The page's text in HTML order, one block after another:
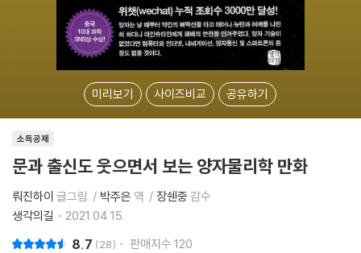
미리보기 사이즈비교 공유하기
소득공제
문과 출신도 웃으면서 보는 양자물리학 만화
뤄진하이 글그림 박주은 역 장쉔중 감수
생각의길
2021.04.15.
8.7 28 판매지수 120